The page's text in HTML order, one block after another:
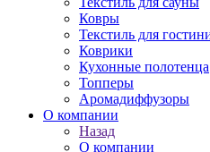
Ковры
Текстиль для
Коврики
Кухонные полотенца
Топперы
Аромадиффузоры
О компании
Назад
О компании